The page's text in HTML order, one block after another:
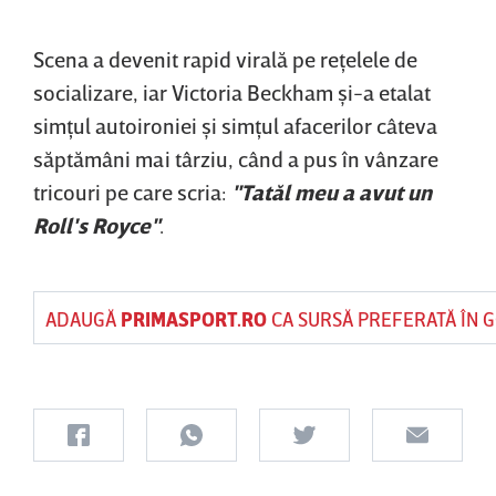
Scena a devenit rapid virală pe reţelele de
socializare, iar Victoria Beckham şi-a etalat
simţul autoironiei şi simţul afacerilor câteva
săptămâni mai târziu, când a pus în vânzare
tricouri pe care scria: "Tatăl meu a avut un
Roll's Royce".
ADAUGĂ PRIMASPORT.ROCA SURSĂ PREFERATĂ ÎN